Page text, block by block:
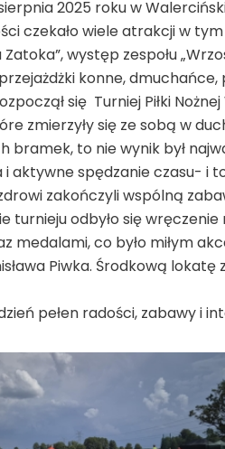
2025 roku w
czekało wiele atrakcji w
występ zespołu
konne,
się Turniej Piłki
zmierzyły się ze sobą w
bramek, to nie wynik był
aktywne spędzanie czasu- i
zakończyli wspólną
turnieju odbyło się
medalami, co było miłym
Piwka. Środkową
pełen radości, zabawy i